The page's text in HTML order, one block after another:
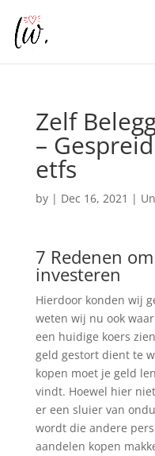
Zelf
–
etfs
by | Dec 16, 2021 |
7 Redenen
investeren
Hierdoor konden wij
weten wij nu ook
een huidige koers
geld gestort dient te
kopen moet je geld
vindt. Hoewel hier
er een sluier van
wordt die andere
aandelen kopen